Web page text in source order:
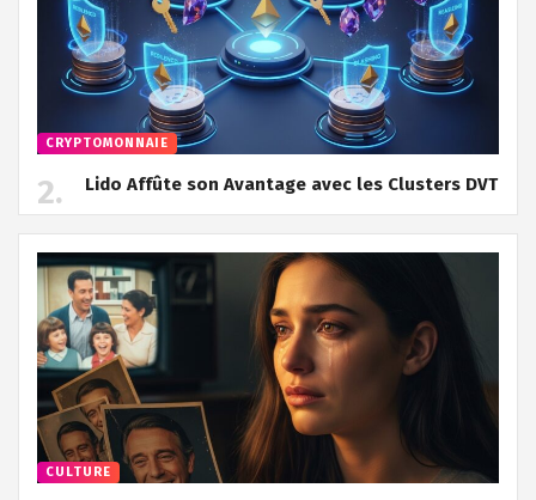
CRYPTOMONNAIE
Lido Affûte son Avantage avec les Clusters DVT
CULTURE